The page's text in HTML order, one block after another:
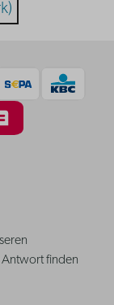
Antwort finden